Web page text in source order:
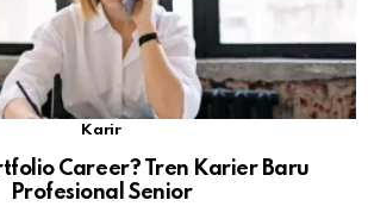
Karir
Career? Tren Karier Baru
Profesional Senior